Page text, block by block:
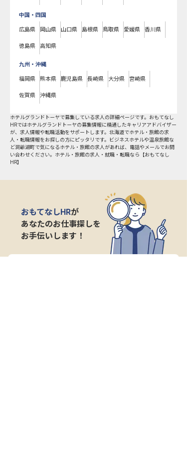
中国・四国
広島県 岡山県 山口県 島根県 鳥取県 愛媛県 香川県
徳島県 高知県
九州・沖縄
福岡県 熊本県 鹿児島県 長崎県 大分県 宮崎県
佐賀県 沖縄県
ホテルグランドトーヤで募集している求人の詳細ページです。おもてなし
HRではホテルグランドトーヤの募集情報に精通したキャリアアドバイザー
が、求人情報や転職活動をサポートします。北海道でホテル・旅館の求
人・転職情報をお探しの方にピッタリです。ビジネスホテルや温泉旅館な
ど洞爺湖町で気になるホテル・旅館の求人があれば、電話やメールでお問
い合わせください。ホテル・旅館の求人・就職・転職なら【おもてなし
HR】
おもてなしHRが
あなたのお仕事探しを
お手伝いします！